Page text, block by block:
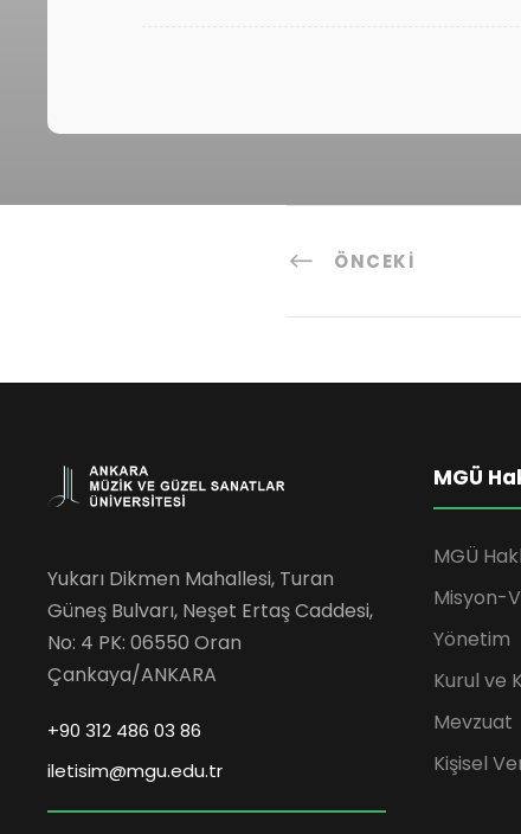
ÖNCEKI
Yukarı Dikmen Mahallesi, Turan
Güneş Bulvarı, Neşet Ertaş Caddesi,
No: 4 PK: 06550 Oran
Çankaya/ANKARA
+90 312 486 03 86
iletisim@mgu.edu.tr
MGÜ
MGÜ
Misyon-
Yönetim
Kurul ve
Mevzuat
Kişisel